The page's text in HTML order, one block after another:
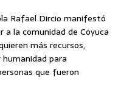
Rafael Dircio manifestó
a la comunidad de Coyuca
más recursos,
para
que fueron